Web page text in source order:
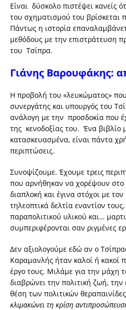
Είναι δύσκολο πιστέψει κανείς
του σχηματισμού του βρίσκεται
Πάντως η ιστορία
μεθόδους με την επιστράτευση
του Τσίπρα.
Γιάνης Βαρουφάκης:
Η προβολή του «λευκώματος»
συνεργάτης και υπουργός του
ανάλογη με την προσδοκία που
της κενοδοξίας του. Ένα βιβλίο
κατασκευασμένα, είναι πάντα
περιπτώσεις.
Συνοψίζουμε. Έχουμε τρεις
που αρνήθηκαν να χορέψουν στο
διαπλοκή και έγινα στόχοι με
τηλεοπτικά δελτία εναντίον
παραπολιτικού υλικού και…
συμπεριφέρονται σαν ριγμένες
Δεν αξιολογούμε εδώ αν ο
Καραμανλής ήταν καλοί ή κακοί
έργο τους. Μιλάμε για την μάχη
διαβρώνει την πολιτική ζωή, την
θέση των πολιτικών
κλιμακώνει τη κρίση